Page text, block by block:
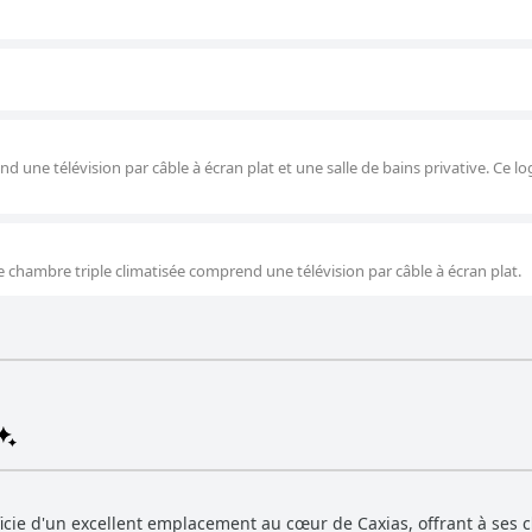
chambres sont soulignés. Malgré cela, le rapport coût-
les zones de stationnement. Néanmoins, des défis importants
avec les bagages lourds en raison des escaliers à
du WiFi, son attrait global, en particulier pour les
reste fort.
une télévision par câble à écran plat et une salle de bains privative. Ce
chambre triple climatisée comprend une télévision par câble à écran plat.
d'un excellent emplacement au cœur de Caxias, offrant à ses